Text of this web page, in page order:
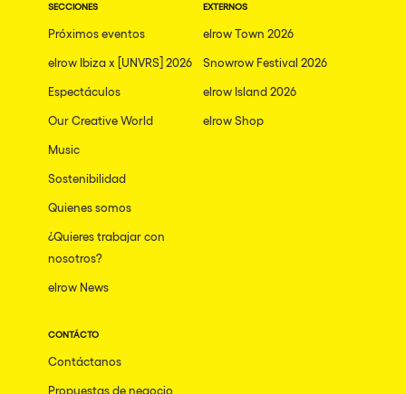
SECCIONES
Próximos eventos
elrow Ibiza x [UNVRS] 2026
Espectáculos
Our Creative World
Music
Sostenibilidad
Quienes somos
¿Quieres trabajar con
nosotros?
elrow News
EXTERNOS
elrow Town 2026
Snowrow Festival 2026
elrow Island 2026
elrow Shop
CONTÁCTO
Contáctanos
Propuestas de negocio